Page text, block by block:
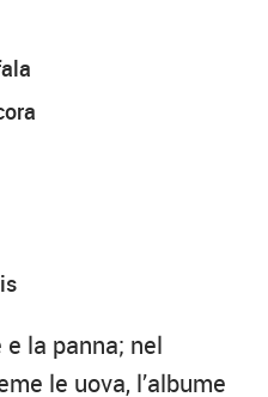
la panna; nel
le uova, l’albume